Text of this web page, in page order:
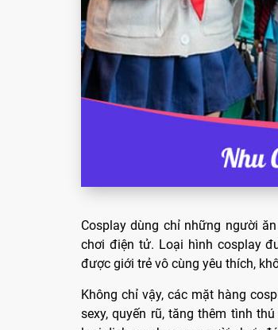
Cosplay dùng chỉ những người
chơi điện tử. Loại hình cosplay
được giới trẻ vô cùng yêu thích,
Không chỉ vậy, các mặt hàng
sexy, quyến rũ, tăng thêm tình